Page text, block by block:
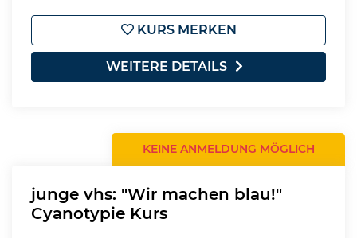
KURS MERKEN
WEITERE DETAILS
KEINE ANMELDUNG MÖGLICH
junge vhs: "Wir machen blau!"
Cyanotypie Kurs